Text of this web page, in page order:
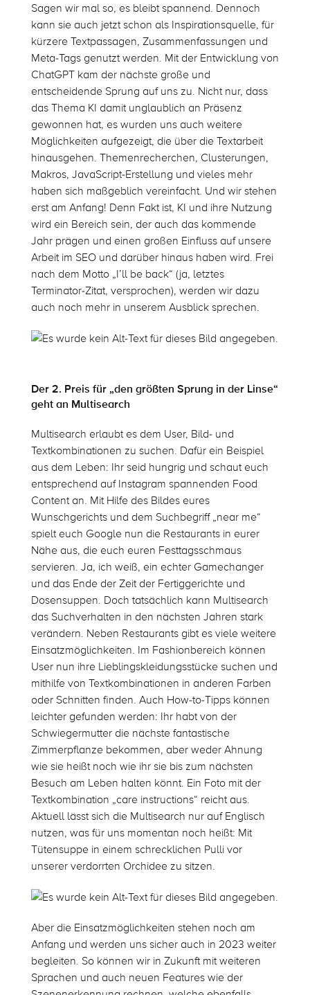
Sagen wir mal so, es bleibt spannend. Dennoch
kann sie auch jetzt schon als Inspirationsquelle, für
kürzere Textpassagen, Zusammenfassungen und
Meta-Tags genutzt werden. Mit der Entwicklung von
ChatGPT kam der nächste große und
entscheidende Sprung auf uns zu. Nicht nur, dass
das Thema KI damit unglaublich an Präsenz
gewonnen hat, es wurden uns auch weitere
Möglichkeiten aufgezeigt, die über die Textarbeit
hinausgehen. Themenrecherchen, Clusterungen,
Makros, JavaScript-Erstellung und vieles mehr
haben sich maßgeblich vereinfacht. Und wir stehen
erst am Anfang! Denn Fakt ist, KI und ihre Nutzung
wird ein Bereich sein, der auch das kommende
Jahr prägen und einen großen Einfluss auf unsere
Arbeit im SEO und darüber hinaus haben wird. Frei
nach dem Motto „I’ll be back“ (ja, letztes
Terminator-Zitat, versprochen), werden wir dazu
auch noch mehr in unserem Ausblick sprechen.
Der 2. Preis für „den größten Sprung in der Linse“
geht an Multisearch
Multisearch erlaubt es dem User, Bild- und
Textkombinationen zu suchen. Dafür ein Beispiel
aus dem Leben: Ihr seid hungrig und schaut euch
entsprechend auf Instagram spannenden Food
Content an. Mit Hilfe des Bildes eures
Wunschgerichts und dem Suchbegriff „near me“
spielt euch Google nun die Restaurants in eurer
Nähe aus, die euch euren Festtagsschmaus
servieren. Ja, ich weiß, ein echter Gamechanger
und das Ende der Zeit der Fertiggerichte und
Dosensuppen. Doch tatsächlich kann Multisearch
das Suchverhalten in den nächsten Jahren stark
verändern. Neben Restaurants gibt es viele weitere
Einsatzmöglichkeiten. Im Fashionbereich können
User nun ihre Lieblingskleidungsstücke suchen und
mithilfe von Textkombinationen in anderen Farben
oder Schnitten finden. Auch How-to-Tipps können
leichter gefunden werden: Ihr habt von der
Schwiegermutter die nächste fantastische
Zimmerpflanze bekommen, aber weder Ahnung
wie sie heißt noch wie ihr sie bis zum nächsten
Besuch am Leben halten könnt. Ein Foto mit der
Textkombination „care instructions“ reicht aus.
Aktuell lässt sich die Multisearch nur auf Englisch
nutzen, was für uns momentan noch heißt: Mit
Tütensuppe in einem schrecklichen Pulli vor
unserer verdorrten Orchidee zu sitzen.
Aber die Einsatzmöglichkeiten stehen noch am
Anfang und werden uns sicher auch in 2023 weiter
begleiten. So können wir in Zukunft mit weiteren
Sprachen und auch neuen Features wie der